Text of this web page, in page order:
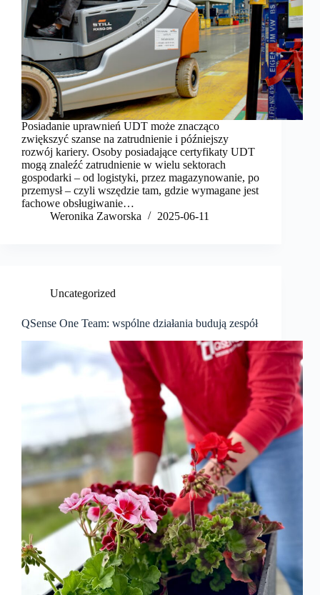
Posiadanie uprawnień UDT może znacząco
zwiększyć szanse na zatrudnienie i późniejszy
rozwój kariery. Osoby posiadające certyfikaty UDT
mogą znaleźć zatrudnienie w wielu sektorach
gospodarki – od logistyki, przez magazynowanie, po
przemysł – czyli wszędzie tam, gdzie wymagane jest
fachowe obsługiwanie…
Weronika Zaworska
2025-06-11
Uncategorized
QSense One Team: wspólne działania budują zespół